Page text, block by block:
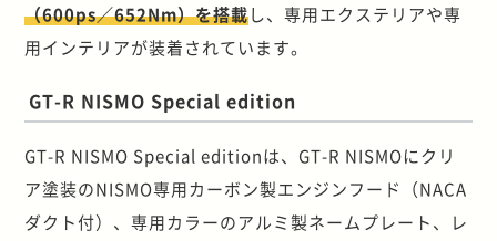
（600ps／652Nm）を搭載し、専用エクステリアや専
用インテリアが装着されています。
GT-R NISMO Special edition
GT-R NISMO Special editionは、GT-R NISMOにクリ
ア塗装のNISMO専用カーボン製エンジンフード（NACA
ダクト付）、専用カラーのアルミ製ネームプレート、レ